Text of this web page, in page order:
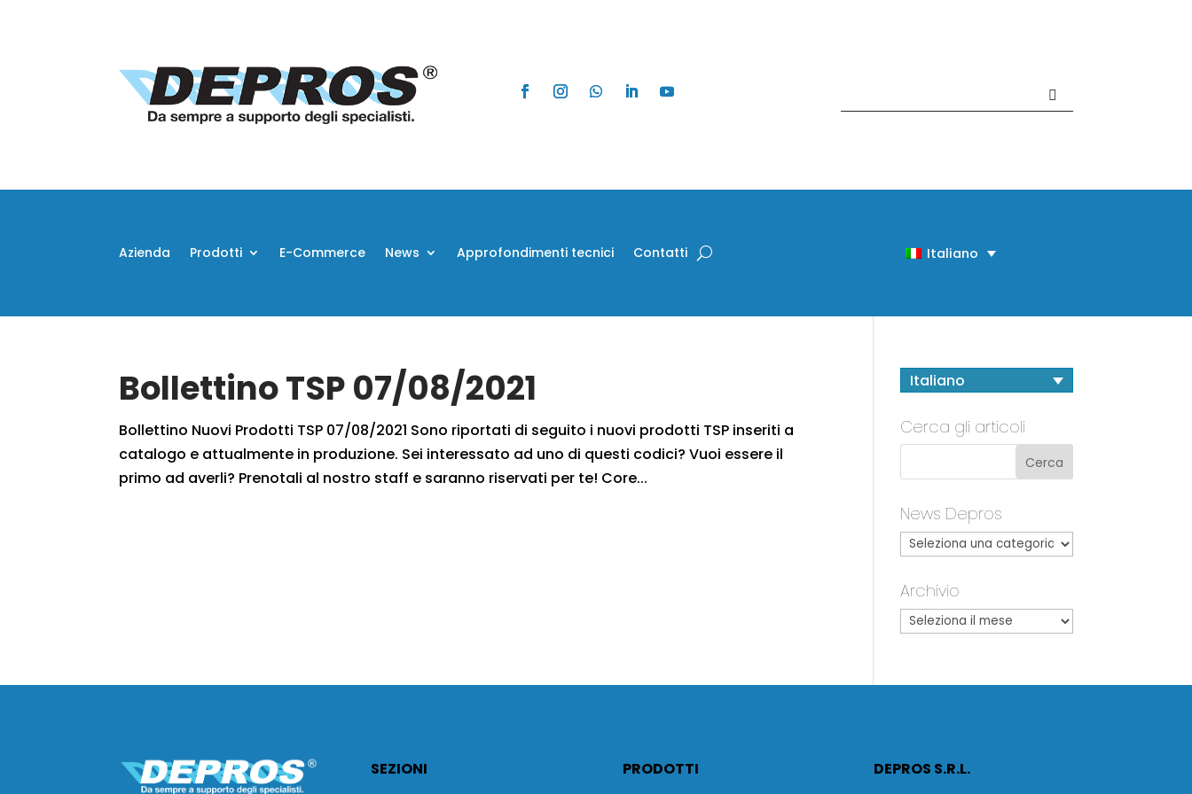
Azienda Prodotti E-Commerce News Approfondimenti tecnici Contatti Italiano
Bollettino TSP 07/08/2021
Bollettino Nuovi Prodotti TSP 07/08/2021 Sono riportati di seguito i nuovi prodotti TSP inseriti a
catalogo e attualmente in produzione. Sei interessato ad uno di questi codici? Vuoi essere il
primo ad averli? Prenotali al nostro staff e saranno riservati per te! Core...
Italiano
Cerca gli articoli
News Depros
Archivio
SEZIONI
PRODOTTI
DEPROS S.R.L.